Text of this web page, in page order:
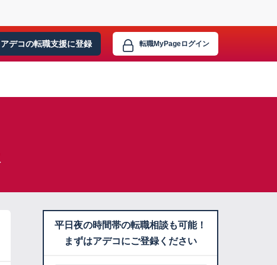
アデコの転職支援に登録 転職MyPageログイン
平日夜の時間帯の転職相談も可能！
まずはアデコにご登録ください